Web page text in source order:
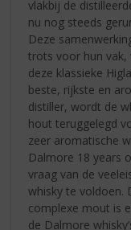
vlakbij de
nu nog steeds
Deze
trots voor hun vak,
deze klassieke
beste, rijkste en
distiller, wordt de
hout teruggelegd
zeer aromatische
Dalmore 18 years
vraag van de
whisky te voldoen.
complexe mout is
de Dalmore